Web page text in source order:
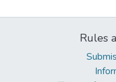
Rules